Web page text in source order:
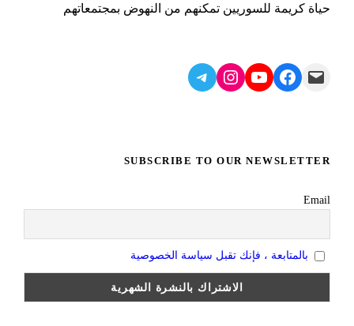
حياة كريمة للسوريين تمكنهم من النهوض بمجتمعاتهم
Mail
Facebook
YouTube
Instagram
Telegram
SUBSCRIBE TO OUR NEWSLETTER
Email
بالمتابعة ، فإنك تقبل سياسة الخصوصية